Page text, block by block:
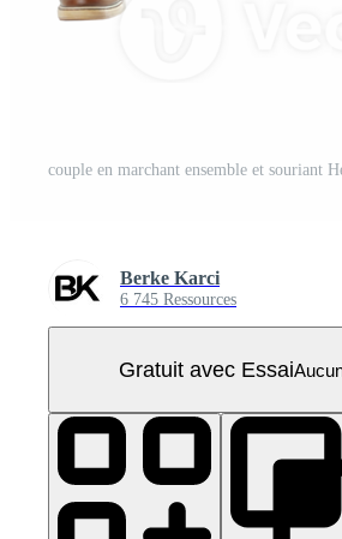
Berke Karci
6 745 Ressources
Gratuit avec Essai